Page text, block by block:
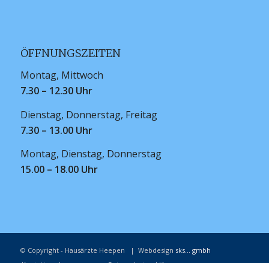
ÖFFNUNGSZEITEN
Montag, Mittwoch
7.30 – 12.30 Uhr
Dienstag, Donnerstag, Freitag
7.30 – 13.00 Uhr
Montag, Dienstag, Donnerstag
15.00 – 18.00 Uhr
© Copyright - Hausärzte Heepen | Webdesign sks... gmbh